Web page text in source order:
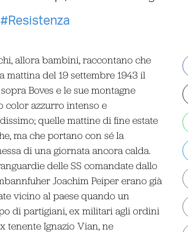
Resistenza
allora bambini, raccontano che
mattina del 19 settembre 1943 il
Boves e le sue montagne
color azzurro intenso e
quelle mattine di fine estate
ma che portano con sé la
di una giornata ancora calda.
delle SS comandate dallo
Joachim Peiper erano già
vicino al paese quando un
di partigiani, ex militari agli ordini
tenente Ignazio Vian, ne